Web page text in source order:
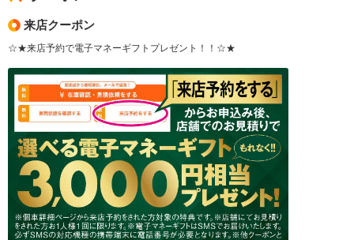
来店クーポン
☆★来店予約で電子マネーギフトプレゼント！！☆★